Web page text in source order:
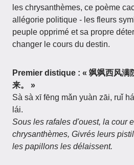
les chrysanthèmes, ce poème
allégorie politique - les fleurs
peuple opprimé et sa propre
changer le cours du destin.
Premier distique : « 飒飒西风满
来。 »
Sà sà xī fēng mǎn yuàn zāi, ruǐ
lái.
Sous les rafales d'ouest, la cour
chrysanthèmes, Givrés leurs
les papillons les délaissent.